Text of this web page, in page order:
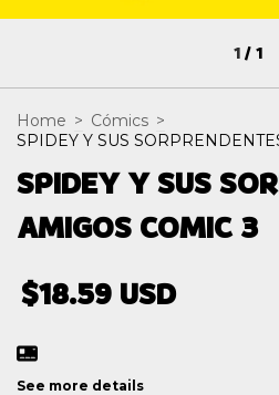
1/1
Home > Cómics >
SPIDEY Y SUS
SPIDEY Y SUS
AMIGOS COMIC 3
$18.59 USD
See more details